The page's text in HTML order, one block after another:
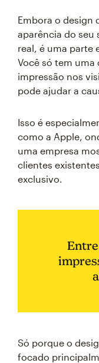
Embora o design
aparência do seu
real, é uma parte
Você só tem uma
impressão nos
pode ajudar a
Isso é
como a Apple,
uma empresa
clientes
exclusivo.
Entre
Só porque o
focado